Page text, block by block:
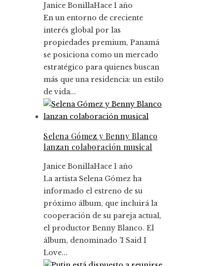
Janice BonillaHace 1 año
En un entorno de creciente
interés global por las
propiedades premium, Panamá
se posiciona como un mercado
estratégico para quienes buscan
más que una residencia: un estilo
de vida...
Selena Gómez y Benny Blanco
lanzan colaboración musical
Janice BonillaHace 1 año
La artista Selena Gómez ha
informado el estreno de su
próximo álbum, que incluirá la
cooperación de su pareja actual,
el productor Benny Blanco. El
álbum, denominado 'I Said I
Love...